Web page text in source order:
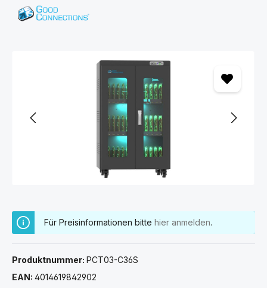
Für Preisinformationen bitte hier anmelden.
Produktnummer: PCT03-C36S
EAN: 4014619842902